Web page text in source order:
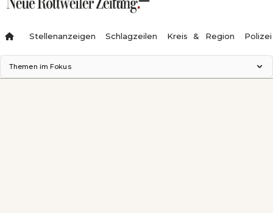
Stellenanzeigen Schlagzeilen Kreis & Region Polizei
Themen im Fokus